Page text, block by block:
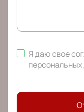
Я даю свое